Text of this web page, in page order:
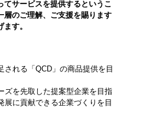
てサービスを提供するというこ
層のご理解、ご支援を賜ります
す。
される「QCD」の商品提供を目
ズを先取した提案型企業を目指
展に貢献できる企業づくりを目